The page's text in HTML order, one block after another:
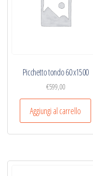
Picchetto tondo 60 x1500
€599,00
Aggiungi al carrello